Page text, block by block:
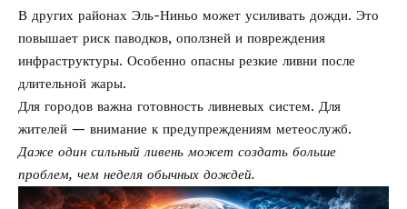
В других районах Эль-Ниньо может усиливать дожди. Это
повышает риск паводков, оползней и повреждения
инфраструктуры. Особенно опасны резкие ливни после
длительной жары.
Для городов важна готовность ливневых систем. Для
жителей — внимание к предупреждениям метеослужб.
Даже один сильный ливень может создать больше
проблем, чем неделя обычных дождей.